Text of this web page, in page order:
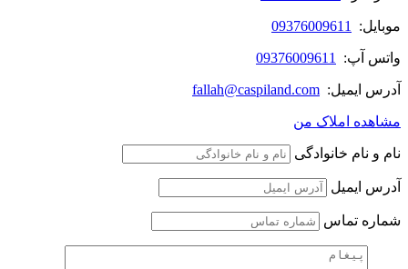
موبایل: 09376009611
واتس آپ: 09376009611
آدرس ایمیل: fallah@caspiland.com
مشاهده املاک من
نام و نام خانوادگی
آدرس ایمیل
شماره تماس